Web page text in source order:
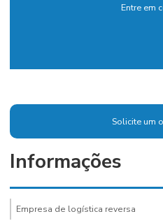
Entre em
Solicite um
Informações
Empresa de logística reversa